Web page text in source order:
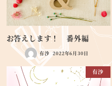
お答えします！ 番外編
有沙 2022年6月30日
有沙